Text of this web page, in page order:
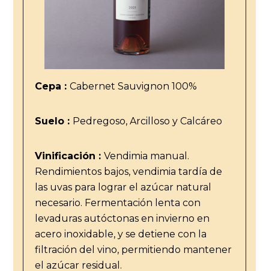
Cepa : Cabernet Sauvignon 100%
Suelo : Pedregoso, Arcilloso y Calcáreo
Vinificación : Vendimia manual.
Rendimientos bajos, vendimia tardía de
las uvas para lograr el azúcar natural
necesario. Fermentación lenta con
levaduras autóctonas en invierno en
acero inoxidable, y se detiene con la
filtración del vino, permitiendo mantener
el azúcar residual.